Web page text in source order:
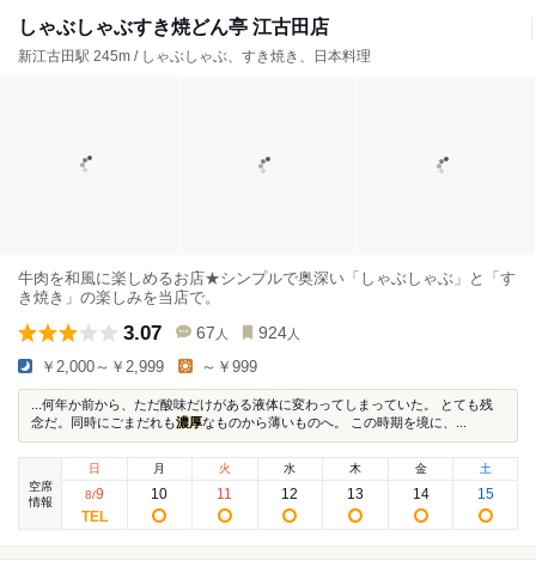
しゃぶしゃぶすき焼どん亭 江古田店
新江古田駅 245m / しゃぶしゃぶ、すき焼き、日本料理
牛肉を和風に楽しめるお店★シンプルで奥深い「しゃぶしゃぶ」と「す
き焼き」の楽しみを当店で。
3.07 67 人 924 人
￥2,000～￥2,999 ～￥999
...何年か前から、ただ酸味だけがある液体に変わってしまっていた。 とても残
念だ。同時にごまだれも濃厚なものから薄いものへ。 この時期を境に、...
空席
情報
日
8/9
月
10
火
11
水
12
木
13
金
14
土
15